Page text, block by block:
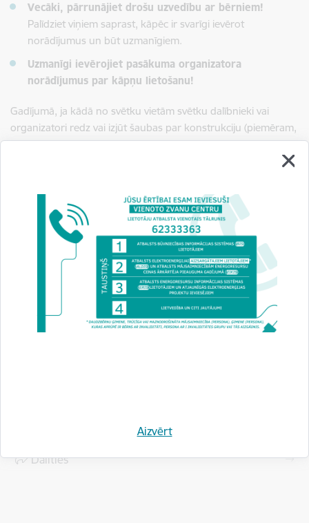
Aizvērt
Vecāki, pārrunājiet drošu uzvedību ar bērniem!
Palīdziet viņiem saprast, kāpēc ir svarīgi ievērot
norādījumus un būt uzmanīgiem.
Uzmanīgi ievērojiet pasākuma organizatora
norādījumus par kāpņu lietošanu!
Gadījumā, ja kādā no svētku vietām svētku dalībnieki vai
organizatori redz vai izjūt šaubas par konstrukciju (piemēram,
kāpnes, tribīnes) vai pasākumu telpu drošību, aicinām vērsties
ne tikai būves tehniskais stāvoklis, bet arī cilvēku atbildīga
rīcība. Aicinām dalībniekus un svētku viesus būt apzinīgiem un
palīdzēt veidot drošu un svētku sajūtām bagātu vidi visiem!
Foto īpašnieks: estrade.riga.lv
Saistītas tēmas
Dalīties